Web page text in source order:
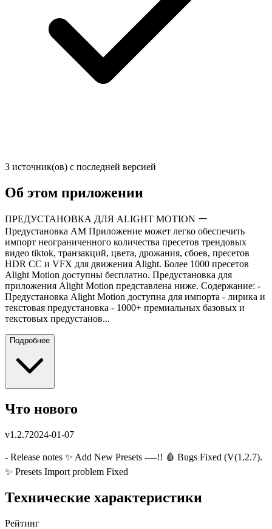
3 источник(ов) с последней версией
Об этом приложении
ПРЕДУСТАНОВКА ДЛЯ ALIGHT MOTION ー
Предустановка AM Приложение может легко обеспечить
импорт неограниченного количества пресетов трендовых
видео tiktok, транзакций, цвета, дрожания, сбоев, пресетов
HDR CC и VFX для движения Alight. Более 1000 пресетов
Alight Motion доступны бесплатно. Предустановка для
приложения Alight Motion представлена ​​ниже. Содержание: -
Предустановка Alight Motion доступна для импорта - лирика и
текстовая предустановка - 1000+ премиальных базовых и
текстовых предустанов...
Подробнее
Что нового
v1.2.72024-01-07
- Release notes ✨ Add New Presets ----!! 🩸 Bugs Fixed (V(1.2.7).
✨ Presets Import problem Fixed
Технические характеристики
Рейтинг